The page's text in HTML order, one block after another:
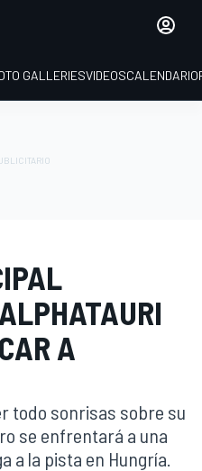
GALLERIESVIDEOSCALENDARIO
A
todo sonrisas sobre su
se enfrentará a una
a la pista en Hungría.